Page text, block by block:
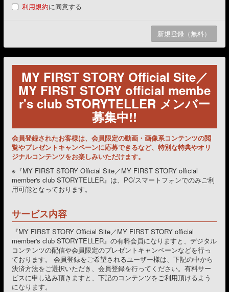
利用規約に同意する
MY FIRST STORY Official Site／
MY FIRST STORY official membe
r's club STORYTELLER メンバー
募集中!!
会員登録されたお客様は、会員限定の動画・画像系コンテンツの閲
覧やプレゼントキャンペーンに応募できるなど、特別な特典やオリ
ジナルコンテンツをお楽しみいただけます。
※『MY FIRST STORY Official Site／MY FIRST STORY official
member's club STORYTELLER』は、PC/スマートフォンでのみご利
用可能となっております。
サービス内容
『MY FIRST STORY Official Site／MY FIRST STORY official
member's club STORYTELLER』の有料会員になりますと、デジタル
コンテンツの配信や会員限定のプレゼントキャンペーンなどを行っ
ております。 会員登録をご希望されるユーザー様は、下記の中から
決済方法をご選択いただき、会員登録を行ってください。有料サー
ビスに申し込み頂きますと、下記のコンテンツをご利用頂けるよう
になります。